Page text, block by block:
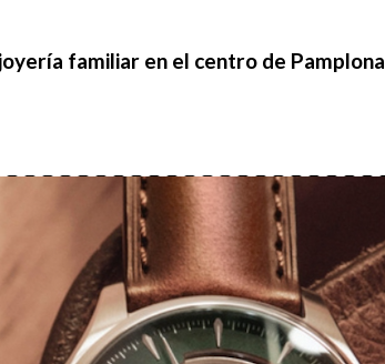
familiar en el centro de Pamplona